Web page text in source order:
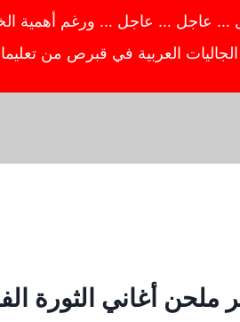
… عاجل … عاجل … ورغم أهمية
الجاليات العربية في قبرص من
ملحن أغاني الثورة